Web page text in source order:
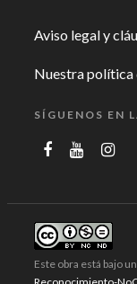
Aviso legal y
Nuestra política
SÍGUENOS EN
Este obra está bajo